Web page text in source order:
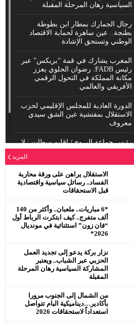
السياسية رهان المرحلة المقبلة
رجال الجمارك بمطار ابن بطوطة
بطنجة.. عين ساهرة لحماية الاقتصاد
الوطني وتستحق الإشادة
المغرب يشارك في قمة “بريكس” عبر
رئيس FADB: رضوان الحلوي يعزز
مكانة المملكة في التحول الرقمي
الأفريقي والعالمي
الدورة العادية للمجلس الإقليمي لحزب
الاستقلال بمفتشية عين الشق سيدي
معروف
رئيس جماعة البروج / اقليم سطات : لا
يحترم جلالة الملك محمد السادس
المزيد
الاستقلال يراهن على ورقة محاربة
الفساد.. رسائل سياسية واقتصادية
قبل الاستحقاقات
*6 مباريات.. ملعبان.. وأكثر من 140
ألف متفرج.. كيف ابتكرت الرباط أول
“فان زون” استثنائية في مونديال
2026*
نزار بركة يدعو إلى تجديد العمل
الحزبي عبر الشباب.. ويعتبر
المشاركة السياسية رهان المرحلة
المقبلة
من الشمال إلى الجنوب مرورا
بأكادير…ديناميكية البام تتواصل
استعداداً لاستحقاقات 2026